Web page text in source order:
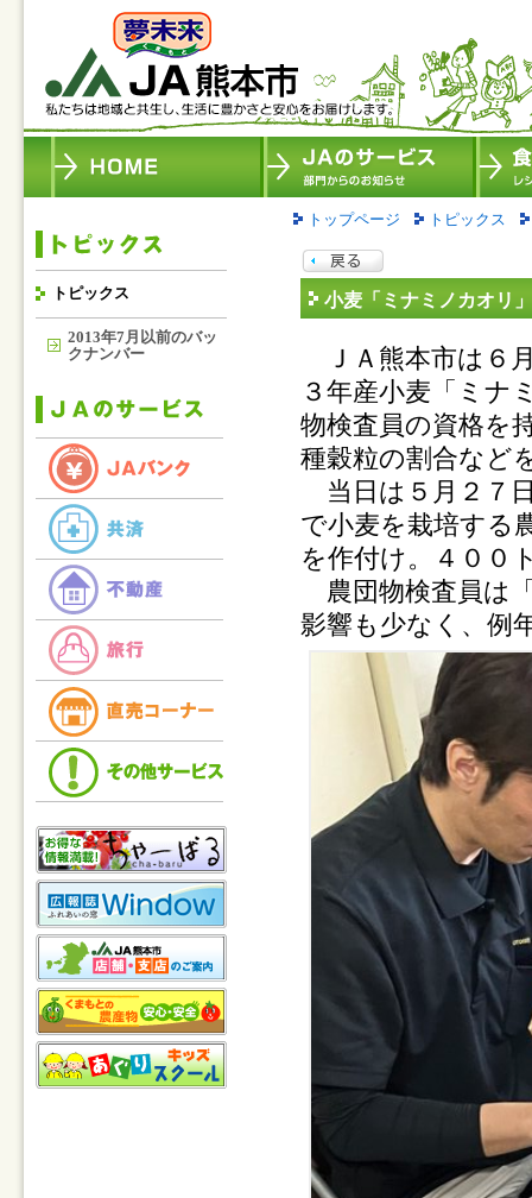
トピックス
2013年7月以前のバッ
クナンバー
トップページ トピックス
小麦「ミナミノカオリ
ＪＡ熊本市は６
３年産小麦「ミナ
物検査員の資格を
種穀粒の割合など
当日は５月２７
で小麦を栽培する
を作付け。４００
農団物検査員は
影響も少なく、例